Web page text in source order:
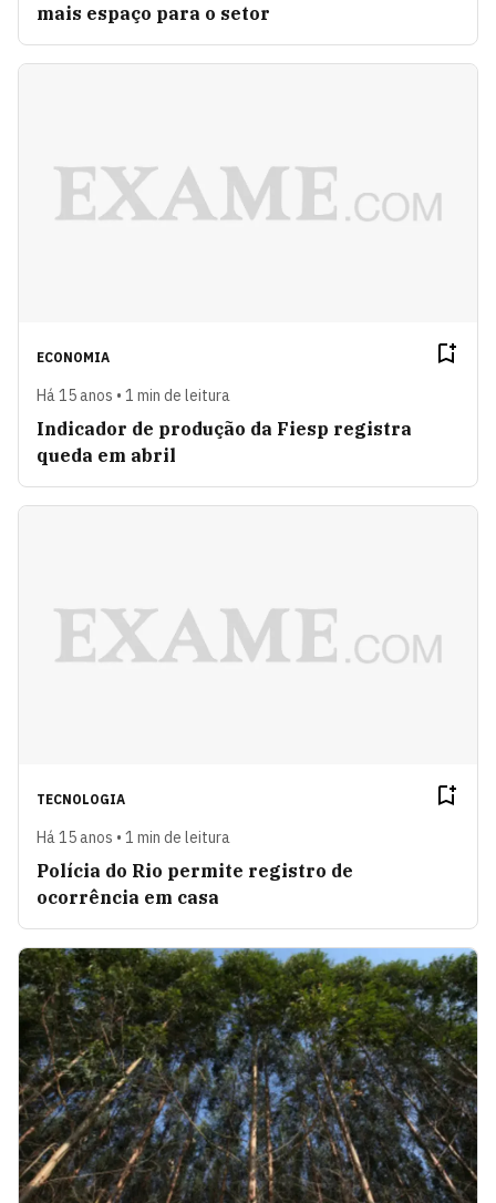
mais espaço para o setor
ECONOMIA
Há 15 anos • 1 min de leitura
Indicador de produção da Fiesp registra
queda em abril
TECNOLOGIA
Há 15 anos • 1 min de leitura
Polícia do Rio permite registro de
ocorrência em casa